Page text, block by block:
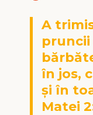
A
în jos,
și în
Matei